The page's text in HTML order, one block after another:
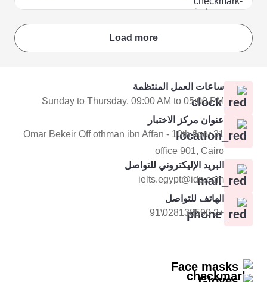
Load more
ساعات العمل المنتظمة
Sunday to Thursday, 09:00 AM to 05:00 PM
عنوان مركز الاختبار
31 Omar Bekeir Off othman ibn Affan - 10th floor
office 901, Cairo
البريد الإليكتروني للتواصل
ielts.egypt@idp.com
الهاتف للتواصل
+2 028138590\91
Face masks